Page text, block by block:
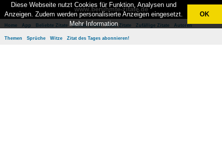
www.berühmte-zitate.de
Home App Beliebte Zitate Besten Zitate Neue Zitate Zufällige Zitate Autoren
Themen Sprüche Witze Zitat des Tages abonnieren!
Diese Webseite nutzt Cookies für Funktion, Analysen und
Anzeigen. Zudem werden personalisierte Anzeigen eingesetzt.
Mehr Information
OK